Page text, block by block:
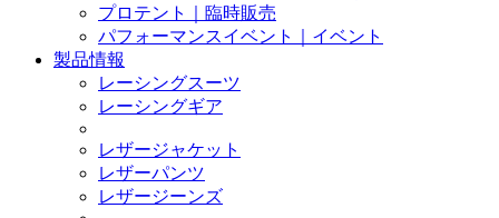
プロテント｜臨時販売
パフォーマンスイベント｜イベント
製品情報
レーシングスーツ
レーシングギア
レザージャケット
レザーパンツ
レザージーンズ